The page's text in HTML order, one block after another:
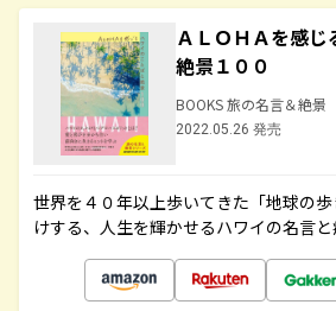
ＡＬＯＨＡを感
絶景１００
BOOKS 旅の名言＆絶景
2022.05.26 発売
世界を４０年以上歩いてきた「地球の
けする、人生を輝かせるハワイの名言